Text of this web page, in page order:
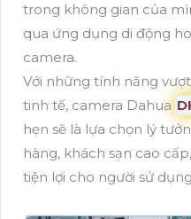
trong không gian của
qua ứng dụng di động
camera.
Với những tính năng
tinh tế, camera Dahua
hẹn sẽ là lựa chọn lý
hàng, khách sạn cao
tiện lợi cho người sử